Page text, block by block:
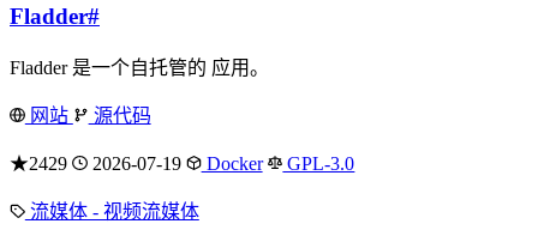
Fladder#
Fladder 是一个自托管的 应用。
网站 源代码
★2429 2026-07-19 Docker GPL-3.0
流媒体 - 视频流媒体